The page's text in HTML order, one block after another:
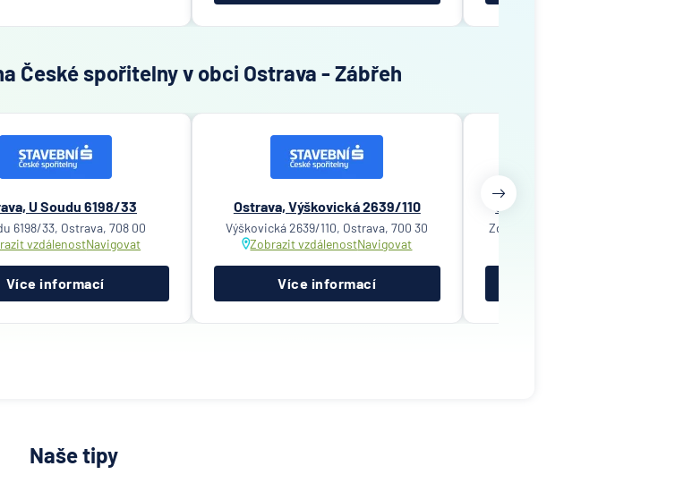
České spořitelny v obci Ostrava - Zábřeh
U Soudu 6198/33
6198/33, Ostrava, 708 00
vzdálenostNavigovat
Více informací
Ostrava, Výškovická 2639/110
Výškovická 2639/110, Ostrava, 700 30
Zobrazit vzdálenostNavigovat
Více informací
Ostrava, Zdeňka Štěpánka
Zdeňka Štěpánka 1787/1, Ostrava,
Naše tipy